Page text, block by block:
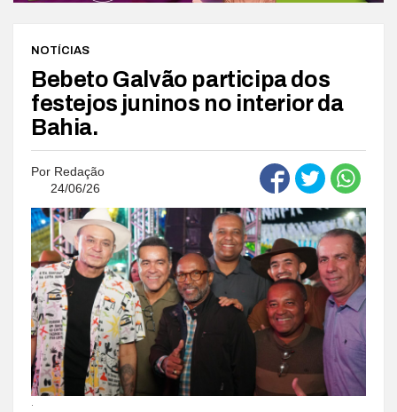
NOTÍCIAS
Bebeto Galvão participa dos
festejos juninos no interior da
Bahia.
Por Redação
24/06/26
.